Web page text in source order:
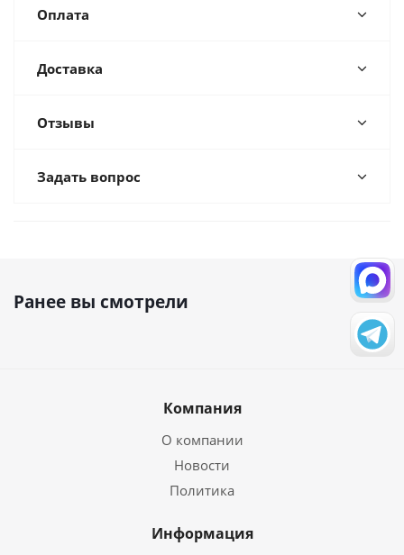
Оплата
Доставка
Отзывы
Задать вопрос
Ранее вы смотрели
Компания
О компании
Новости
Политика
Информация